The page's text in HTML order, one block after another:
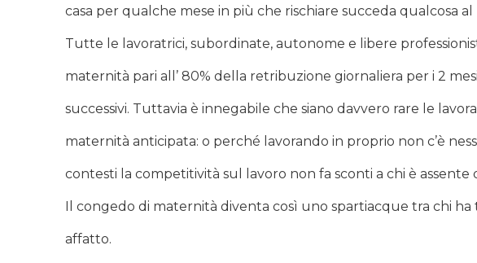
casa per qualche mese in più che rischiare succeda qualcosa al
Tutte le lavoratrici, subordinate, autonome e libere
maternità pari all’ 80% della retribuzione giornaliera per i 2
successivi. Tuttavia è innegabile che siano davvero rare le
maternità anticipata: o perché lavorando in proprio non c’è
contesti la competitività sul lavoro non fa sconti a chi è
Il congedo di maternità diventa così uno spartiacque tra chi
affatto.